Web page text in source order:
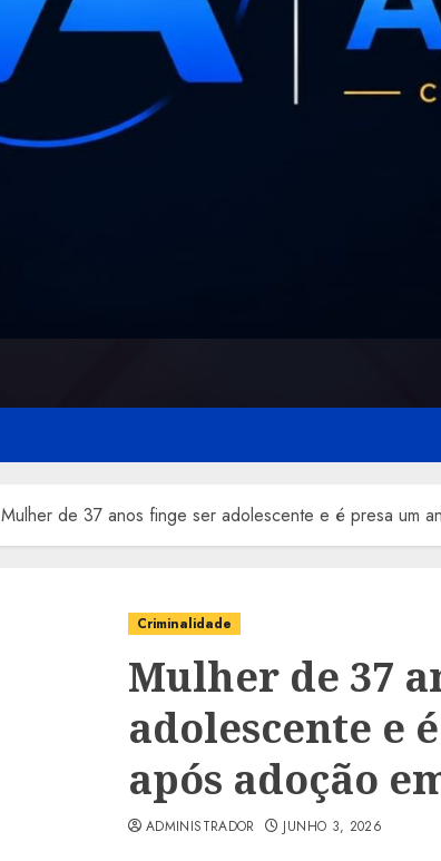
Mulher de 37 anos finge ser adolescente e é presa um
Criminalidade
Mulher de 37
adolescente e
após adoção
ADMINISTRADOR JUNHO 3, 2026